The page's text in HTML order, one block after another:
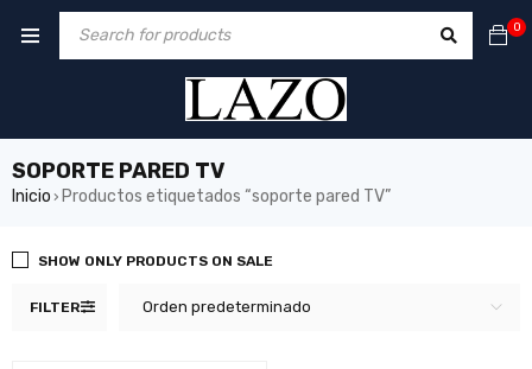
0
SOPORTE PARED TV
Inicio › Productos etiquetados “soporte pared TV”
FILTER Orden predeterminado
SHOW ONLY PRODUCTS ON SALE